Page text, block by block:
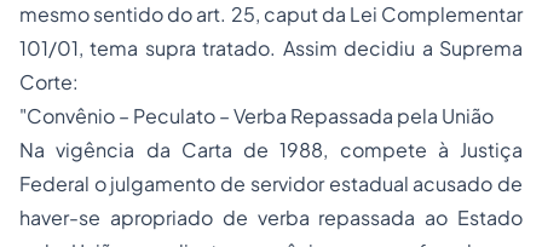
mesmo sentido do art. 25, caput da Lei Complementar
101/01, tema supra tratado. Assim decidiu a Suprema
Corte:
"Convênio – Peculato – Verba Repassada pela União
Na vigência da Carta de 1988, compete à Justiça
Federal o julgamento de servidor estadual acusado de
haver-se apropriado de verba repassada ao Estado